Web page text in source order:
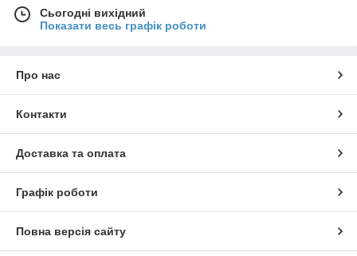
Сьогодні вихідний
Показати весь графік роботи
Про нас
Контакти
Доставка та оплата
Графік роботи
Повна версія сайту